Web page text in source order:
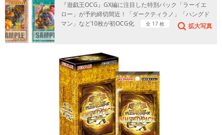
『遊戯王OCG』GX編に注目した特別パック「ラーイエ
ロー」が予約締切間近！「ダークティラノ」「ハングド
マン」など10枚が初OCG化
全 17 枚 拡大写真